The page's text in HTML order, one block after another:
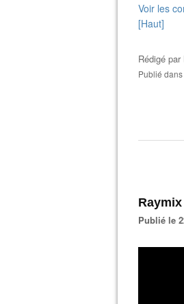
Voir les
[Haut]
Rédigé par
Publié dans
Publié le